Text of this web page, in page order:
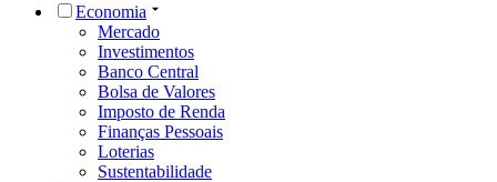
Economia
Mercado
Investimentos
Banco Central
Bolsa de Valores
Imposto de Renda
Finanças Pessoais
Loterias
Sustentabilidade